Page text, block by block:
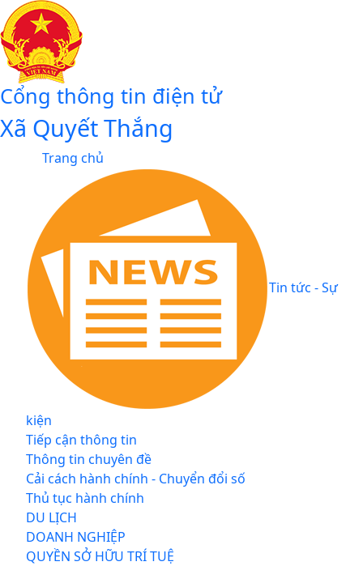
Cổng thông tin điện tử
Xã Quyết Thắng
Trang chủ
Tin tức - Sự
kiện
Tiếp cận thông tin
Thông tin chuyên đề
Cải cách hành chính - Chuyển đổi số
Thủ tục hành chính
DU LỊCH
DOANH NGHIỆP
QUYỀN SỞ HỮU TRÍ TUỆ